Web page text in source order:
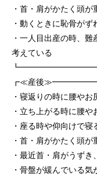
・首・肩がかたく頭が
・動くときに恥骨がず
・一人目出産の時、
考えている
┏≪産後
・寝返りの時に腰やお
・立ち上がる時に腰や
・座る時や仰向けで
・首・肩がかたく頭が
・最近首・肩がうず
・骨盤が緩んでいる気